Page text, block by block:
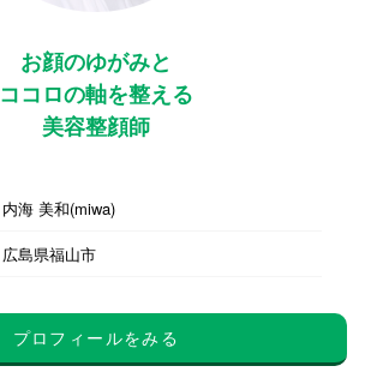
お顔のゆがみと
ココロの軸を整える
美容整顔師
内海 美和(miwa)
広島県福山市
プロフィールをみる